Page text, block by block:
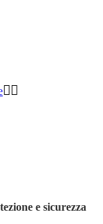
e sicurezza